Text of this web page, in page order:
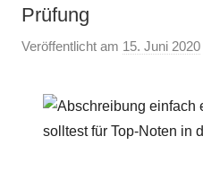
Prüfung
Veröffentlicht am 15. Juni 2020